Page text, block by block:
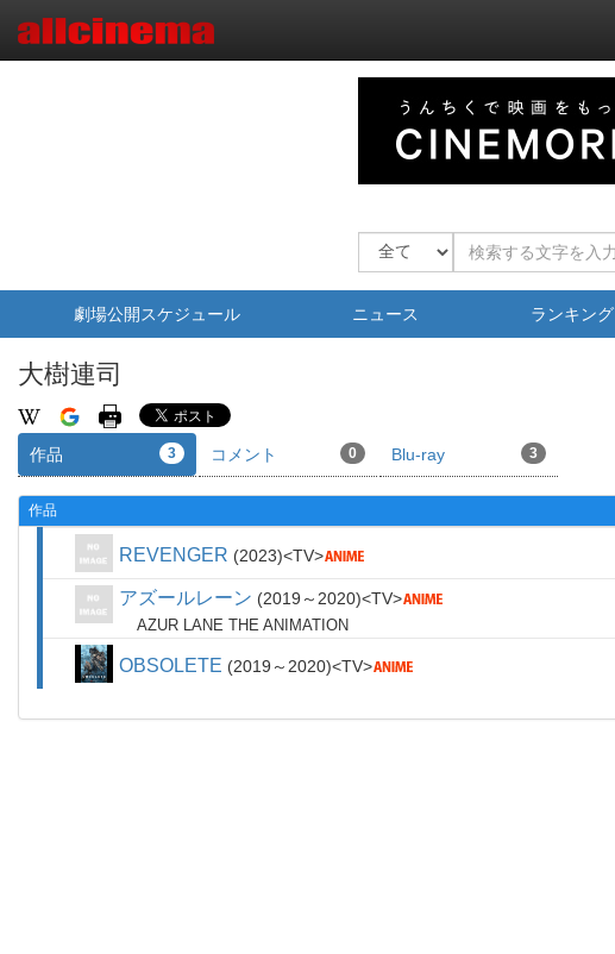
劇場公開スケジュール ニュース ランキング
大樹連司
作品 3 コメント 0 Blu-ray 3
作品
REVENGER 2023 TV
アズールレーン 2019～2020 TV
AZUR LANE THE ANIMATION
OBSOLETE 2019～2020 TV